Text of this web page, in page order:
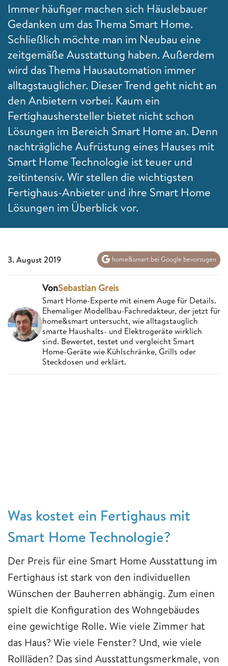
Immer häufiger machen sich Häuslebauer
Gedanken um das Thema Smart Home.
Schließlich möchte man im Neubau eine
zeitgemäße Ausstattung haben. Außerdem
wird das Thema Hausautomation immer
alltagstauglicher. Dieser Trend geht nicht an
den Anbietern vorbei. Kaum ein
Fertighaushersteller bietet nicht schon
Lösungen im Bereich Smart Home an. Denn
nachträgliche Aufrüstung eines Hauses mit
Smart Home Technologie ist teuer und
zeitintensiv. Wir stellen die wichtigsten
Fertighaus-Anbieter und ihre Smart Home
Lösungen im Überblick vor.
3. August 2019 home&smart bei Google bevorzugen
VonSebastian Greis
Smart Home-Experte mit einem Auge für Details.
Ehemaliger Modellbau-Fachredakteur, der jetzt für
home&smart untersucht, wie alltagstauglich
smarte Haushalts- und Elektrogeräte wirklich
sind. Bewertet, testet und vergleicht Smart
Home-Geräte wie Kühlschränke, Grills oder
Steckdosen und erklärt.
Was kostet ein Fertighaus mit
Smart Home Technologie?
Der Preis für eine Smart Home Ausstattung im
Fertighaus ist stark von den individuellen
Wünschen der Bauherren abhängig. Zum einen
spielt die Konfiguration des Wohngebäudes
eine gewichtige Rolle. Wie viele Zimmer hat
das Haus? Wie viele Fenster? Und, wie viele
Rollläden? Das sind Ausstattungsmerkmale, von